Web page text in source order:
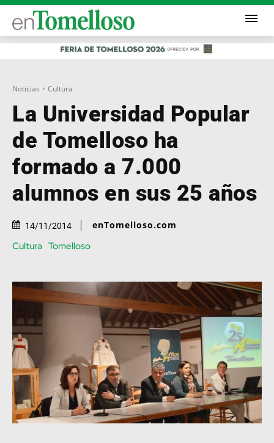
Noticias Cultura
La Universidad Popular
de Tomelloso ha
formado a 7.000
alumnos en sus 25 años
14/11/2014 enTomelloso.com
Cultura Tomelloso